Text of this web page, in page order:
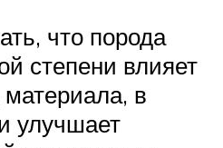
что порода
степени влияет
в
улучшает